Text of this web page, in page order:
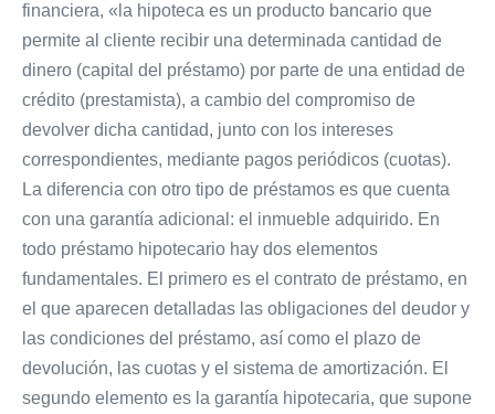
financiera, «la hipoteca es un producto bancario que
permite al cliente recibir una determinada cantidad de
dinero (capital del préstamo) por parte de una entidad de
crédito (prestamista), a cambio del compromiso de
devolver dicha cantidad, junto con los intereses
correspondientes, mediante pagos periódicos (cuotas).
La diferencia con otro tipo de préstamos es que cuenta
con una garantía adicional: el inmueble adquirido. En
todo préstamo hipotecario hay dos elementos
fundamentales. El primero es el contrato de préstamo, en
el que aparecen detalladas las obligaciones del deudor y
las condiciones del préstamo, así como el plazo de
devolución, las cuotas y el sistema de amortización. El
segundo elemento es la garantía hipotecaria, que supone